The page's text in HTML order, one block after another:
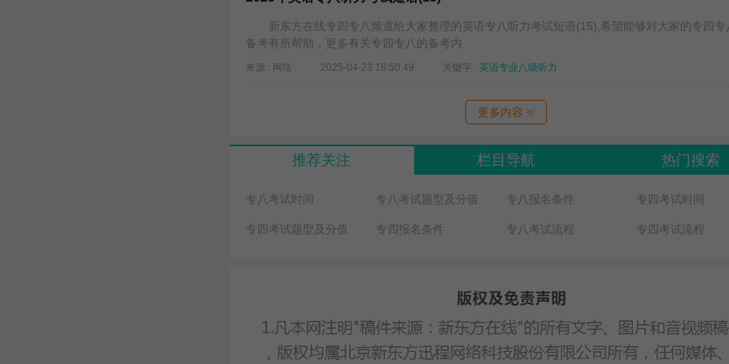
新东方在线专四专八频道给大家整理的英语专八听力考试短语(15),希望能够对大家的专四专
备考有所帮助，更多有关专四专八的备考内
来源 : 网络 2025-04-23 18:50:49 关键字 : 英语专业八级听力
更多内容
推荐关注 栏目导航 热门搜索
专八考试时间 专八考试题型及分值 专八报名条件 专四考试时间
专四考试题型及分值 专四报名条件 专八考试流程 专四考试流程